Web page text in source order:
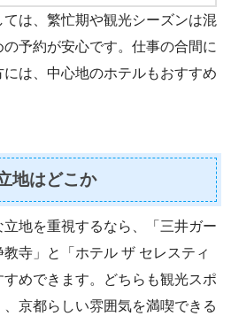
は、繁忙期や観光シーズンは混
予約が安心です。仕事の合間に
は、中心地のホテルもおすすめ
地はどこか
地を重視するなら、「三井ガー
寺」と「ホテル ザ セレスティ
めできます。どちらも観光スポ
京都らしい雰囲気を満喫できる